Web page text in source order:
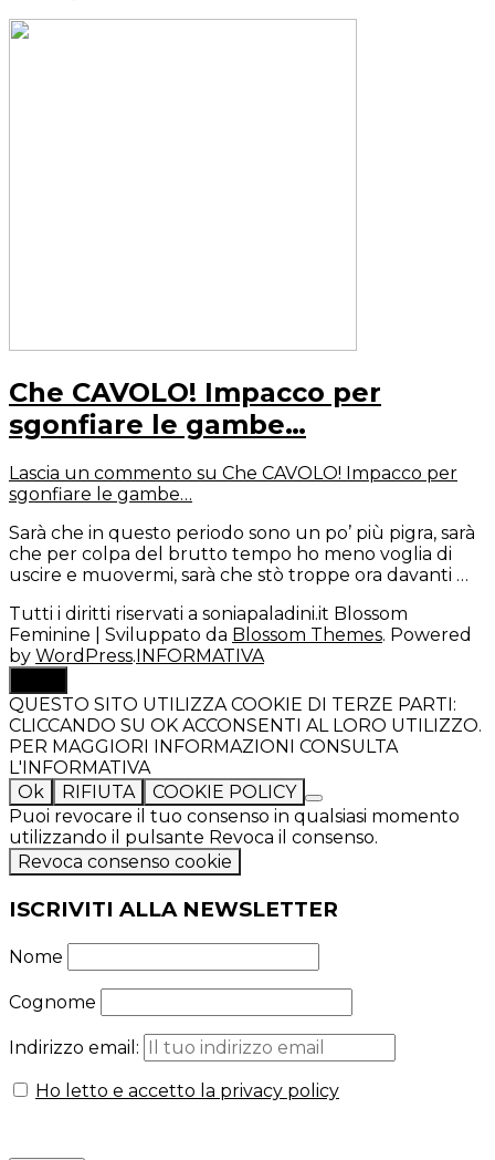
Che CAVOLO! Impacco per
sgonfiare le gambe…
Lascia un commento su Che CAVOLO! Impacco per
sgonfiare le gambe…
Sarà che in questo periodo sono un po’ più pigra, sarà
che per colpa del brutto tempo ho meno voglia di
uscire e muovermi, sarà che stò troppe ora davanti …
Tutti i diritti riservati a soniapaladini.it Blossom
Feminine | Sviluppato da Blossom Themes. Powered
by WordPress. INFORMATIVA
QUESTO SITO UTILIZZA COOKIE DI TERZE PARTI:
CLICCANDO SU OK ACCONSENTI AL LORO UTILIZZO.
PER MAGGIORI INFORMAZIONI CONSULTA
L'INFORMATIVA
Ok
RIFIUTA
COOKIE POLICY
Puoi revocare il tuo consenso in qualsiasi momento
utilizzando il pulsante Revoca il consenso.
Revoca consenso cookie
ISCRIVITI ALLA NEWSLETTER
Nome
Cognome
Indirizzo email:
Ho letto e accetto la privacy policy